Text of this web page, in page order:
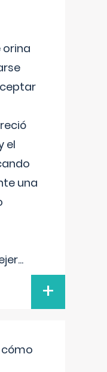
orina
el
una
...
+
cómo